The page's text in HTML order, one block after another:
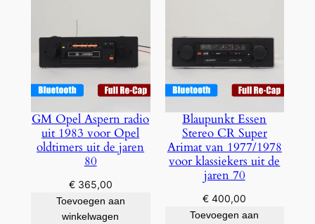
GM Opel Aspern radio
uit 1983 voor Opel
oldtimers uit de jaren
80
€365,00
Toevoegen aan
winkelwagen
Blaupunkt Essen
Stereo CR Super
Arimat van 1977/1978
voor klassiekers uit de
jaren 70
€ 400,00
Toevoegen aan